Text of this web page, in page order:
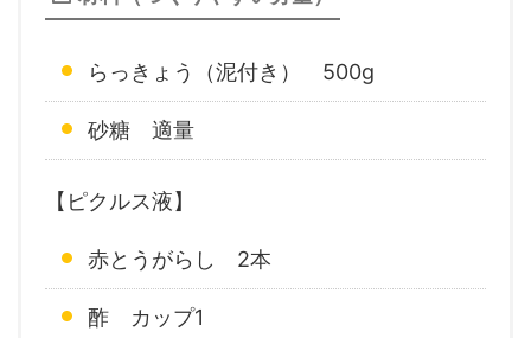
らっきょう（泥付き） 500g
砂糖 適量
【ピクルス液】
赤とうがらし 2本
酢 カップ1